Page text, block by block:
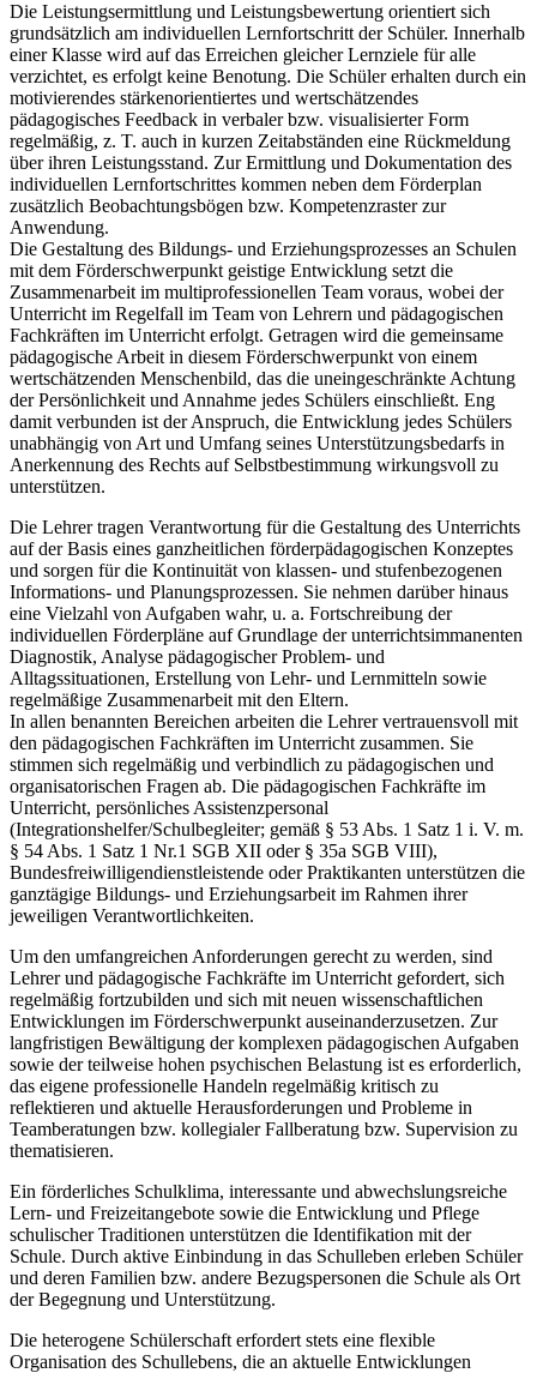
Die Leistungsermittlung und Leistungsbewertung orientiert sich
grundsätzlich am individuellen Lernfortschritt der Schüler. Innerhalb
einer Klasse wird auf das Erreichen gleicher Lernziele für alle
verzichtet, es erfolgt keine Benotung. Die Schüler erhalten durch ein
motivierendes stärkenorientiertes und wertschätzendes
pädagogisches Feedback in verbaler bzw. visualisierter Form
regelmäßig, z. T. auch in kurzen Zeitabständen eine Rückmeldung
über ihren Leistungsstand. Zur Ermittlung und Dokumentation des
individuellen Lernfortschrittes kommen neben dem Förderplan
zusätzlich Beobachtungsbögen bzw. Kompetenzraster zur
Anwendung.
Die Gestaltung des Bildungs- und Erziehungsprozesses an Schulen
mit dem Förderschwerpunkt geistige Entwicklung setzt die
Zusammenarbeit im multiprofessionellen Team voraus, wobei der
Unterricht im Regelfall im Team von Lehrern und pädagogischen
Fachkräften im Unterricht erfolgt. Getragen wird die gemeinsame
pädagogische Arbeit in diesem Förderschwerpunkt von einem
wertschätzenden Menschenbild, das die uneingeschränkte Achtung
der Persönlichkeit und Annahme jedes Schülers einschließt. Eng
damit verbunden ist der Anspruch, die Entwicklung jedes Schülers
unabhängig von Art und Umfang seines Unterstützungsbedarfs in
Anerkennung des Rechts auf Selbstbestimmung wirkungsvoll zu
unterstützen.
Die Lehrer tragen Verantwortung für die Gestaltung des Unterrichts
auf der Basis eines ganzheitlichen förderpädagogischen Konzeptes
und sorgen für die Kontinuität von klassen- und stufenbezogenen
Informations- und Planungsprozessen. Sie nehmen darüber hinaus
eine Vielzahl von Aufgaben wahr, u. a. Fortschreibung der
individuellen Förderpläne auf Grundlage der unterrichtsimmanenten
Diagnostik, Analyse pädagogischer Problem- und
Alltagssituationen, Erstellung von Lehr- und Lernmitteln sowie
regelmäßige Zusammenarbeit mit den Eltern.
In allen benannten Bereichen arbeiten die Lehrer vertrauensvoll mit
den pädagogischen Fachkräften im Unterricht zusammen. Sie
stimmen sich regelmäßig und verbindlich zu pädagogischen und
organisatorischen Fragen ab. Die pädagogischen Fachkräfte im
Unterricht, persönliches Assistenzpersonal
(Integrationshelfer/Schulbegleiter; gemäß § 53 Abs. 1 Satz 1 i. V. m.
§ 54 Abs. 1 Satz 1 Nr.1 SGB XII oder § 35a SGB VIII),
Bundesfreiwilligendienstleistende oder Praktikanten unterstützen die
ganztägige Bildungs- und Erziehungsarbeit im Rahmen ihrer
jeweiligen Verantwortlichkeiten.
Um den umfangreichen Anforderungen gerecht zu werden, sind
Lehrer und pädagogische Fachkräfte im Unterricht gefordert, sich
regelmäßig fortzubilden und sich mit neuen wissenschaftlichen
Entwicklungen im Förderschwerpunkt auseinanderzusetzen. Zur
langfristigen Bewältigung der komplexen pädagogischen Aufgaben
sowie der teilweise hohen psychischen Belastung ist es erforderlich,
das eigene professionelle Handeln regelmäßig kritisch zu
reflektieren und aktuelle Herausforderungen und Probleme in
Teamberatungen bzw. kollegialer Fallberatung bzw. Supervision zu
thematisieren.
Ein förderliches Schulklima, interessante und abwechslungsreiche
Lern- und Freizeitangebote sowie die Entwicklung und Pflege
schulischer Traditionen unterstützen die Identifikation mit der
Schule. Durch aktive Einbindung in das Schulleben erleben Schüler
und deren Familien bzw. andere Bezugspersonen die Schule als Ort
der Begegnung und Unterstützung.
Die heterogene Schülerschaft erfordert stets eine flexible
Organisation des Schullebens, die an aktuelle Entwicklungen